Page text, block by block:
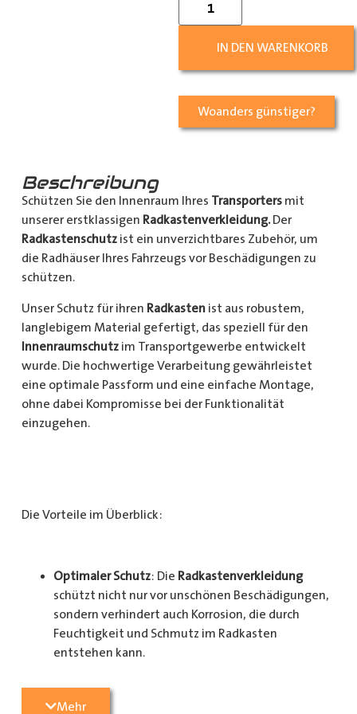
IN DEN WARENKORB
Woanders günstiger?
Beschreibung
Schützen Sie den Innenraum Ihres Transportersmit
unserer erstklassigen Radkastenverkleidung.Der
Radkastenschutzist ein unverzichtbares Zubehör, um
die Radhäuser Ihres Fahrzeugs vor Beschädigungen zu
schützen.
Unser Schutz für ihren Radkastenist aus robustem,
langlebigem Material gefertigt, das speziell für den
Innenraumschutzim Transportgewerbe entwickelt
wurde. Die hochwertige Verarbeitung gewährleistet
eine optimale Passform und eine einfache Montage,
ohne dabei Kompromisse bei der Funktionalität
einzugehen.
Die Vorteile im Überblick:
Optimaler Schutz: Die Radkastenverkleidung
schützt nicht nur vor unschönen Beschädigungen,
sondern verhindert auch Korrosion, die durch
Feuchtigkeit und Schmutz im Radkasten
entstehen kann.
Langlebigkeit
Mehr